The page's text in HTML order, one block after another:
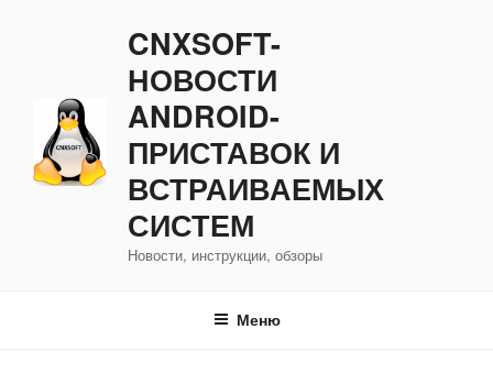
CNXSOFT-
НОВОСТИ
ANDROID-
ПРИСТАВОК И
ВСТРАИВАЕМЫХ
СИСТЕМ
Новости, инструкции, обзоры
Меню